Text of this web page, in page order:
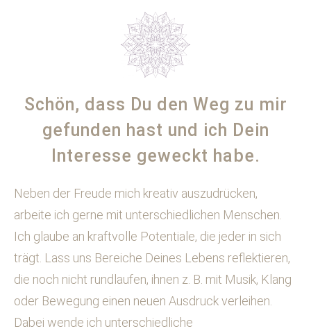
Schön, dass Du den Weg zu mir
gefunden hast und ich Dein
Interesse geweckt habe.
Neben der Freude mich kreativ auszudrücken,
arbeite ich gerne mit unterschiedlichen Menschen.
Ich glaube an kraftvolle Potentiale, die jeder in sich
trägt. Lass uns Bereiche Deines Lebens reflektieren,
die noch nicht rundlaufen, ihnen z. B. mit Musik, Klang
oder Bewegung einen neuen Ausdruck verleihen.
Dabei wende ich unterschiedliche